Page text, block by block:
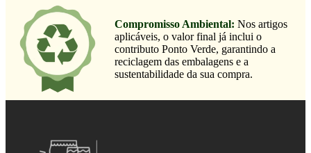
Compromisso Ambiental: Nos artigos
aplicáveis, o valor final já inclui o
contributo Ponto Verde, garantindo a
reciclagem das embalagens e a
sustentabilidade da sua compra.